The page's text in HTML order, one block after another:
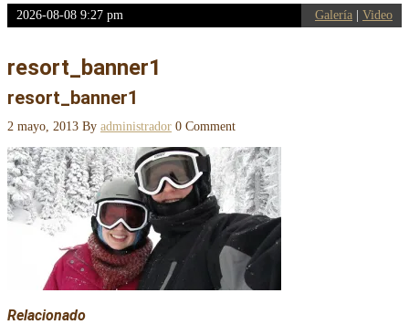
2026-08-08 9:27 pm Galería Video
resort_banner1
resort_banner1
2 mayo, 2013 By administrador 0 Comment
Relacionado